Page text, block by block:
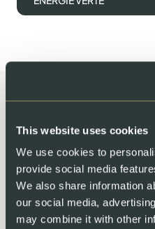
This website uses cookies
We use cookies to
provide social media
We also share information
our social media,
may combine it with other
Apprécié par
chefs étoilés